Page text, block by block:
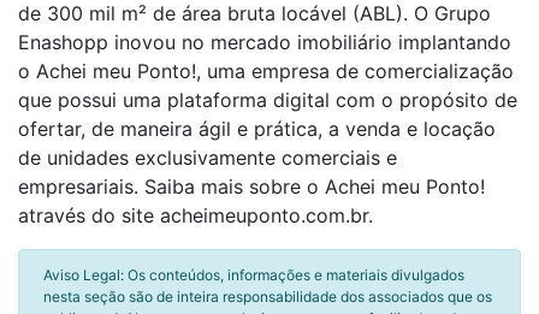
de 300 mil m² de área bruta locável (ABL). O Grupo
Enashopp inovou no mercado imobiliário implantando
o Achei meu Ponto!, uma empresa de comercialização
que possui uma plataforma digital com o propósito de
ofertar, de maneira ágil e prática, a venda e locação
de unidades exclusivamente comerciais e
empresariais. Saiba mais sobre o Achei meu Ponto!
através do site acheimeuponto.com.br.
Aviso Legal: Os conteúdos, informações e materiais divulgados
nesta seção são de inteira responsabilidade dos associados que os